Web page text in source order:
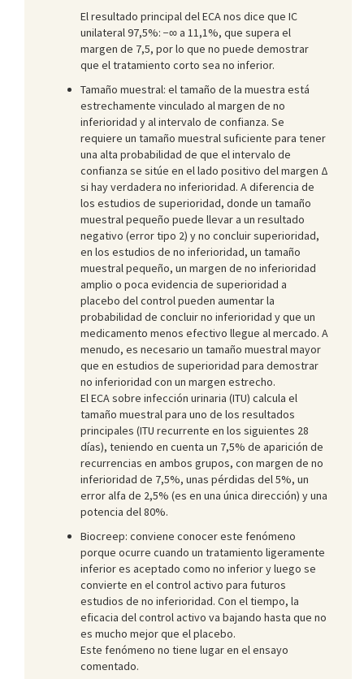
El resultado principal del ECA nos dice que IC
unilateral 97,5%: −∞ a 11,1%, que supera el
margen de 7,5, por lo que no puede demostrar
que el tratamiento corto sea no inferior.
Tamaño muestral: el tamaño de la muestra está
estrechamente vinculado al margen de no
inferioridad y al intervalo de confianza. Se
requiere un tamaño muestral suficiente para tener
una alta probabilidad de que el intervalo de
confianza se sitúe en el lado positivo del margen Δ
si hay verdadera no inferioridad. A diferencia de
los estudios de superioridad, donde un tamaño
muestral pequeño puede llevar a un resultado
negativo (error tipo 2) y no concluir superioridad,
en los estudios de no inferioridad, un tamaño
muestral pequeño, un margen de no inferioridad
amplio o poca evidencia de superioridad a
placebo del control pueden aumentar la
probabilidad de concluir no inferioridad y que un
medicamento menos efectivo llegue al mercado. A
menudo, es necesario un tamaño muestral mayor
que en estudios de superioridad para demostrar
no inferioridad con un margen estrecho.
El ECA sobre infección urinaria (ITU) calcula el
tamaño muestral para uno de los resultados
principales (ITU recurrente en los siguientes 28
días), teniendo en cuenta un 7,5% de aparición de
recurrencias en ambos grupos, con margen de no
inferioridad de 7,5%, unas pérdidas del 5%, un
error alfa de 2,5% (es en una única dirección) y una
potencia del 80%.
Biocreep: conviene conocer este fenómeno
porque ocurre cuando un tratamiento ligeramente
inferior es aceptado como no inferior y luego se
convierte en el control activo para futuros
estudios de no inferioridad. Con el tiempo, la
eficacia del control activo va bajando hasta que no
es mucho mejor que el placebo.
Este fenómeno no tiene lugar en el ensayo
comentado.